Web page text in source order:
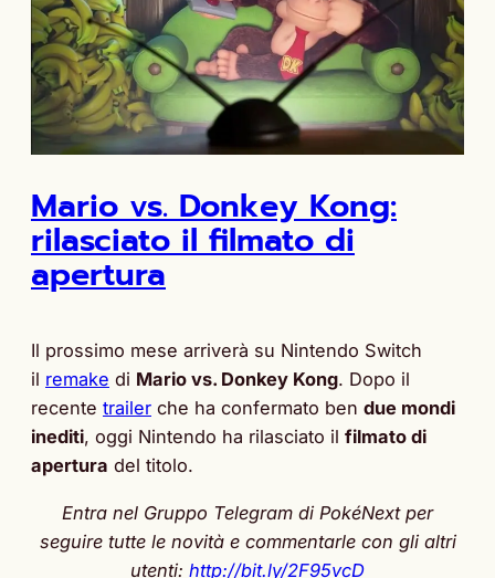
Mario vs. Donkey Kong:
rilasciato il filmato di
apertura
Il prossimo mese arriverà su Nintendo Switch
il remake di Mario vs. Donkey Kong. Dopo il
recente trailer che ha confermato ben due mondi
inediti, oggi Nintendo ha rilasciato il filmato di
apertura del titolo.
Entra nel Gruppo Telegram di PokéNext per
seguire tutte le novità e commentarle con gli altri
utenti: http://bit.ly/2F95vcD